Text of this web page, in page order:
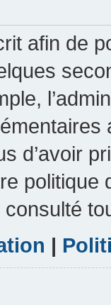
afin de
d’avoir
consulté
|